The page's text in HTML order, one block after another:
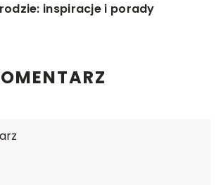
inspiracje i porady